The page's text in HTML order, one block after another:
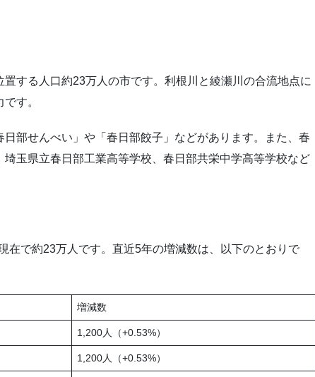
する人口約23万人の市です。利根川と綾瀬川の合流地点に
す。
部せんべい」や「春日部餃子」などがあります。また、春
玉県立春日部工業高等学校、春日部共栄中学高等学校など
在で約23万人です。直近5年の増減数は、以下のとおりで
増減数
1,200人（+0.53%）
1,200人（+0.53%）